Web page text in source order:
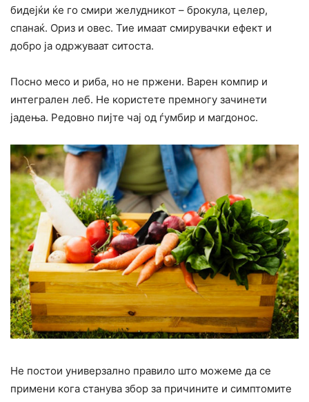
бидејќи ќе го смири желудникот – брокула, целер,
спанаќ. Ориз и овес. Тие имаат смирувачки ефект и
добро ја одржуваат ситоста.
Посно месо и риба, но не пржени. Варен компир и
интегрален леб. Не користете премногу зачинети
јадења. Редовно пијте чај од ѓумбир и магдонос.
Не постои универзално правило што можеме да се
примени кога станува збор за причините и симптомите